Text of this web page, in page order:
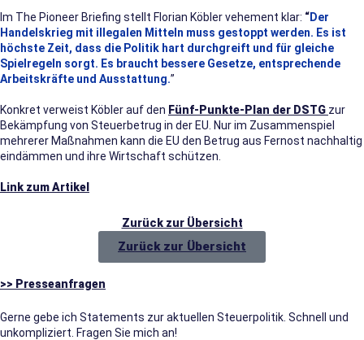
Im The Pioneer Briefing stellt Florian Köbler vehement klar: “Der
Handelskrieg mit illegalen Mitteln muss gestoppt werden. Es ist
höchste Zeit, dass die Politik hart durchgreift und für gleiche
Spielregeln sorgt. Es braucht bessere Gesetze, entsprechende
Arbeitskräfte und Ausstattung.”
Konkret verweist Köbler auf den Fünf-Punkte-Plan der DSTG zur
Bekämpfung von Steuerbetrug in der EU. Nur im Zusammenspiel
mehrerer Maßnahmen kann die EU den Betrug aus Fernost nachhaltig
eindämmen und ihre Wirtschaft schützen.
Link zum Artikel
Zurück zur Übersicht
Zurück zur Übersicht
>> Presseanfragen
Gerne gebe ich Statements zur aktuellen Steuerpolitik. Schnell und
unkompliziert. Fragen Sie mich an!